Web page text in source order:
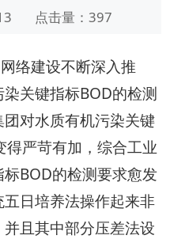
点击量：397
络建设不断深入推
关键指标BOD的检测
对水质有机污染关键
严苛有加，综合工业
BOD的检测要求愈发
日培养法操作起来非
且其中部分压差法设